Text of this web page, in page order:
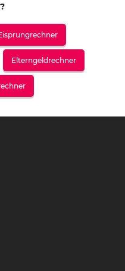
Elterngeldrechner